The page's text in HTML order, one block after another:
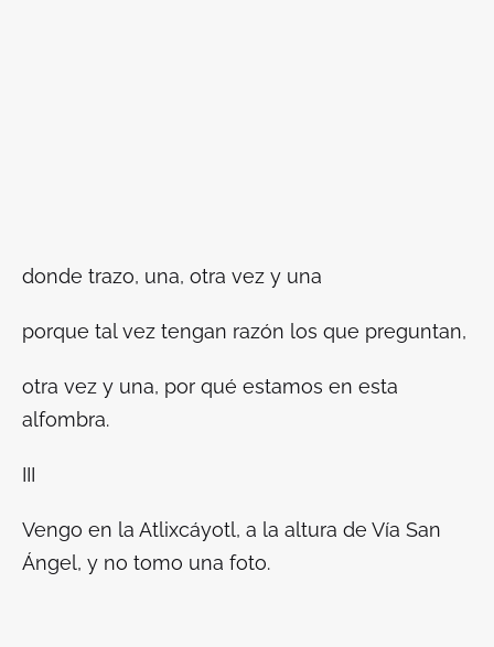
donde trazo, una, otra vez y una
porque tal vez tengan razón los que preguntan,
otra vez y una, por qué estamos en esta
alfombra.
III
Vengo en la Atlixcáyotl, a la altura de Vía San
Ángel, y no tomo una foto.